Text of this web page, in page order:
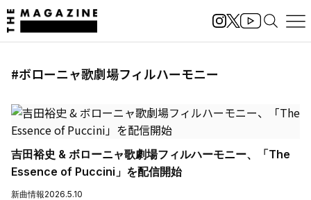
#ボローニャ歌劇場フィルハーモニー
吉田裕史 & ボローニャ歌劇場フィルハーモニー、「The
Essence of Puccini」を配信開始
新曲情報2026.5.10